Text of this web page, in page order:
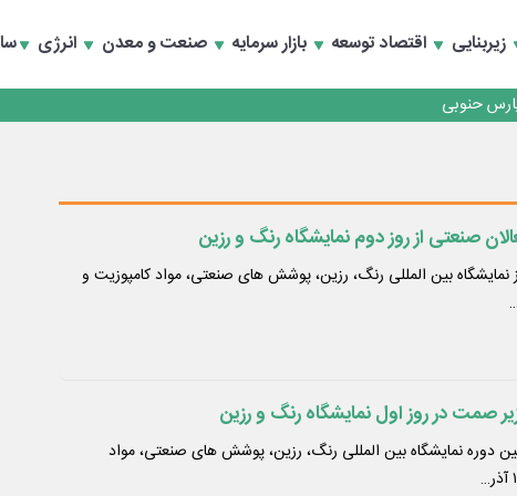
زیربنایی اقتصاد توسعه بازار سرمایه صنعت و معدن انرژی
منطقه یک
منطقه یک
تجارت و همگرایی منطقه‌ای
صنعتی از روز دوم نمایشگاه رنگ و رزین
نمایشگاه بین ‌المللی رنگ، رزین، پوشش‌ های صنعتی، مواد کامپوزیت و
صمت در روز اول نمایشگاه رنگ و رزین
دوره نمایشگاه بین ‌المللی رنگ، رزین، پوشش‌ های صنعتی، مواد